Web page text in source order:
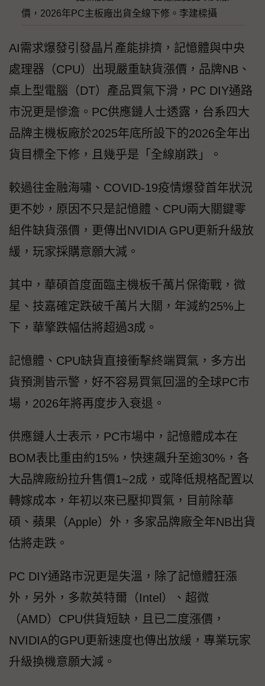
價，2026年PC主板廠出貨全線下修。李建樑攝
AI需求爆發引發晶片產能排擠，記憶體與中央
處理器（CPU）出現嚴重缺貨漲價，品牌NB、
桌上型電腦（DT）產品買氣下滑，PC DIY通路
市況更是慘澹。PC供應鏈人士透露，台系四大
品牌主機板廠於2025年底所設下的2026全年出
貨目標全下修，且幾乎是「全線崩跌」。
較過往金融海嘯、COVID-19疫情爆發首年狀況
更不妙，原因不只是記憶體、CPU兩大關鍵零
組件缺貨漲價，更傳出NVIDIA GPU更新升級放
緩，玩家採購意願大減。
其中，華碩首度面臨主機板千萬片保衛戰，微
星、技嘉確定跌破千萬片大關，年減約25%上
下，華擎跌幅估將超過3成。
記憶體、CPU缺貨直接衝擊終端買氣，多方出
貨預測皆示警，好不容易買氣回溫的全球PC市
場，2026年將再度步入衰退。
供應鏈人士表示，PC市場中，記憶體成本在
BOM表比重由約15%，快速飆升至逾30%，各
大品牌廠紛拉升售價1~2成，或降低規格配置以
轉嫁成本，年初以來已壓抑買氣，目前除華
碩、蘋果（Apple）外，多家品牌廠全年NB出貨
估將走跌。
PC DIY通路市況更是失溫，除了記憶體狂漲
外，另外，多款英特爾（Intel）、超微
（AMD）CPU供貨短缺，且已二度漲價，
NVIDIA的GPU更新速度也傳出放緩，專業玩家
升級換機意願大減。